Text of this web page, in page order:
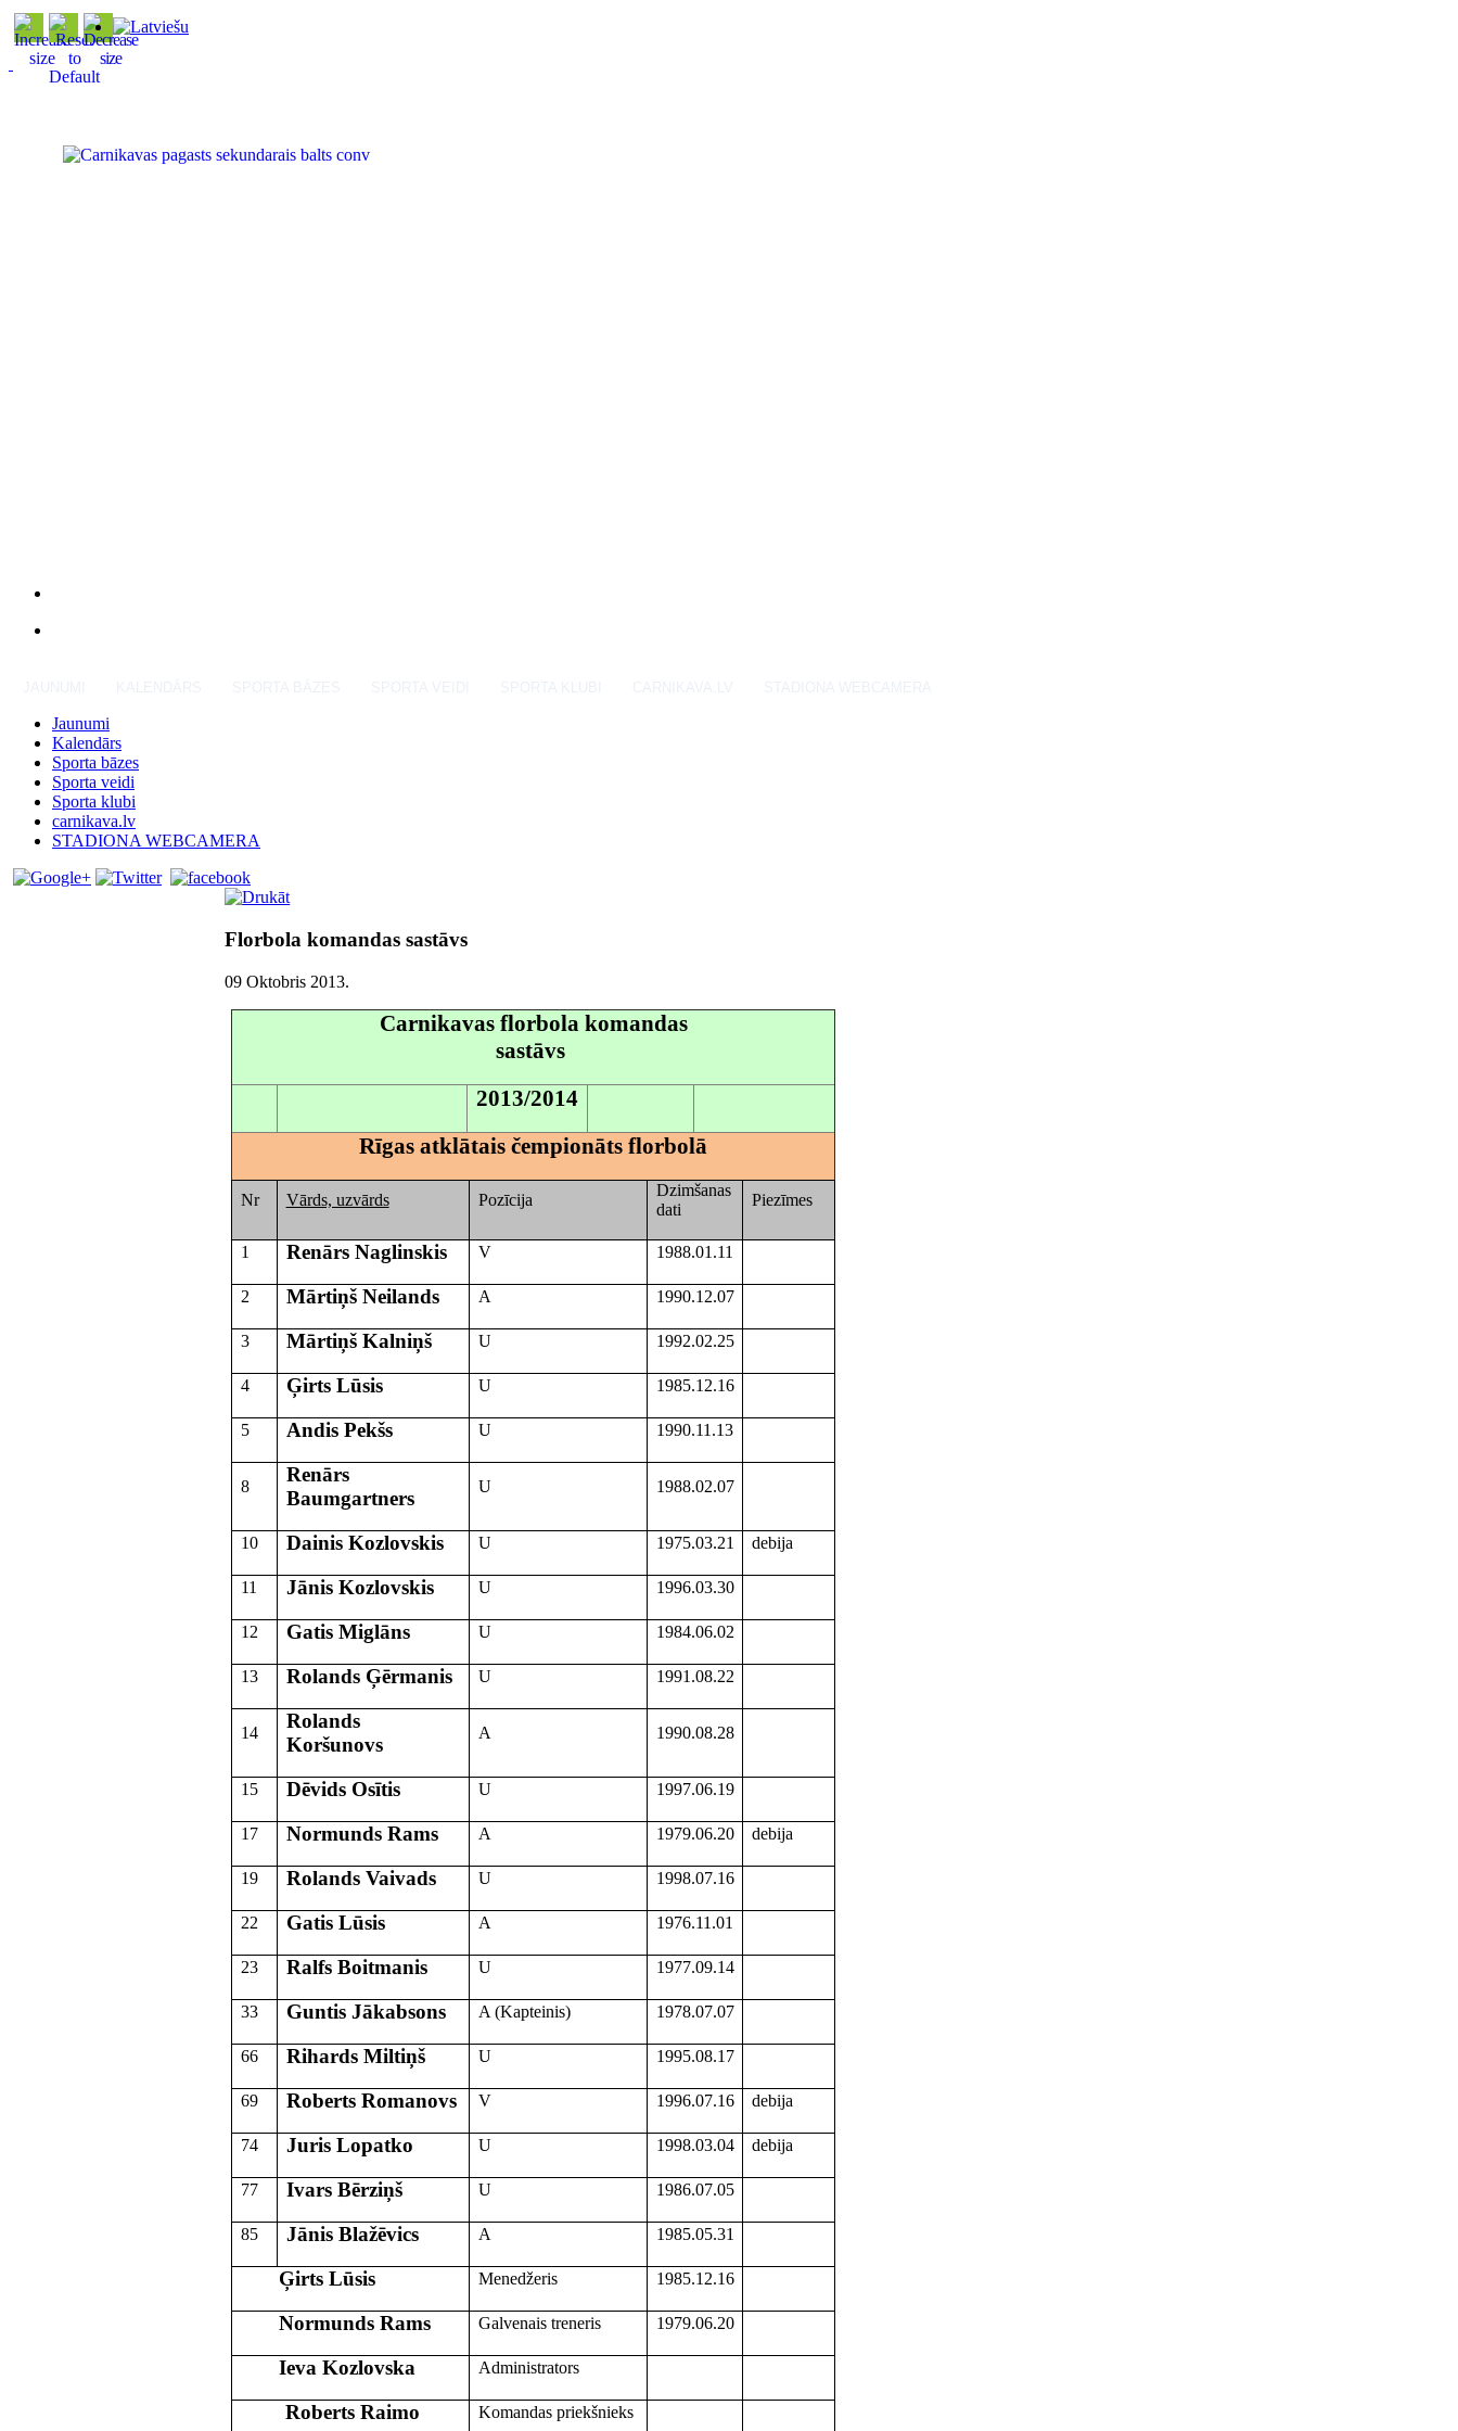
Jaunumi
Kalendārs
Sporta bāzes
Sporta veidi
Sporta klubi
carnikava.lv
STADIONA WEBCAMERA
Florbola komandas sastāvs
09 Oktobris 2013.
Carnikavas florbola komandas
sastāvs
2013/2014
Rīgas atklātais čempionāts florbolā
Nr Vārds, uzvārds Pozīcija
Dzimšanas
dati
Piezīmes
1 Renārs Naglinskis V 1988.01.11
2 Mārtiņš Neilands A 1990.12.07
3 Mārtiņš Kalniņš U 1992.02.25
4 Ģirts Lūsis U 1985.12.16
5 Andis Pekšs U 1990.11.13
8
Renārs
Baumgartners
U 1988.02.07
10 Dainis Kozlovskis U 1975.03.21 debija
11 Jānis Kozlovskis U 1996.03.30
12 Gatis Miglāns U 1984.06.02
13 Rolands Ģērmanis U 1991.08.22
14
Rolands
Koršunovs
A 1990.08.28
15 Dēvids Osītis U 1997.06.19
17 Normunds Rams A 1979.06.20 debija
19 Rolands Vaivads U 1998.07.16
22 Gatis Lūsis A 1976.11.01
23 Ralfs Boitmanis U 1977.09.14
33 Guntis Jākabsons A (Kapteinis) 1978.07.07
66 Rihards Miltiņš U 1995.08.17
69 Roberts Romanovs V 1996.07.16 debija
74 Juris Lopatko U 1998.03.04 debija
77 Ivars Bērziņš U 1986.07.05
85 Jānis Blažēvics A 1985.05.31
Ģirts Lūsis Menedžeris 1985.12.16
Normunds Rams Galvenais treneris 1979.06.20
Ieva Kozlovska Administrators
Roberts Raimo Komandas priekšnieks